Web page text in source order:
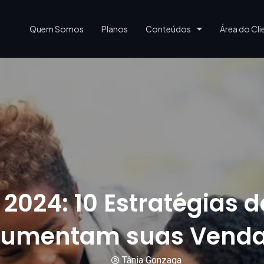
Quem Somos Planos Conteúdos Área do
10 Estratégias
suas
Tânia Gonzaga